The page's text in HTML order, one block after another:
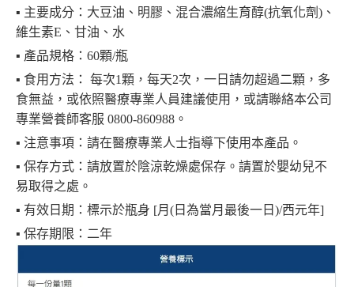
▪︎ 主要成分：大豆油、明膠、混合濃縮生育醇(抗氧化劑)、
維生素E、甘油、水
▪︎ 產品規格：60顆/瓶
▪︎ 食用方法： 每次1顆，每天2次，一日請勿超過二顆，多
食無益，或依照醫療專業人員建議使用，或請聯絡本公司
專業營養師客服 0800-860988。
▪︎ 注意事項：請在醫療專業人士指導下使用本產品。
▪︎ 保存方式：請放置於陰涼乾燥處保存。請置於嬰幼兒不
易取得之處。
▪︎ 有效日期：標示於瓶身 [月(日為當月最後一日)/西元年]
▪︎ 保存期限：二年